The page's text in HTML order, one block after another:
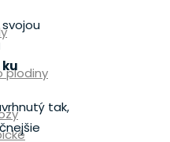
plodiny
tak,